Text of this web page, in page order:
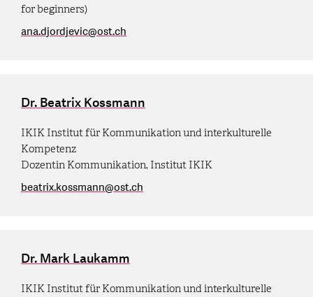
for beginners)
ana.djordjevic@ost.ch
Dr. Beatrix Kossmann
IKIK Institut für Kommunikation und interkulturelle
Kompetenz
Dozentin Kommunikation, Institut IKIK
beatrix.kossmann@ost.ch
Dr. Mark Laukamm
IKIK Institut für Kommunikation und interkulturelle